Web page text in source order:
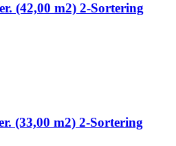
(42,00 m2) 2-Sortering
(33,00 m2) 2-Sortering